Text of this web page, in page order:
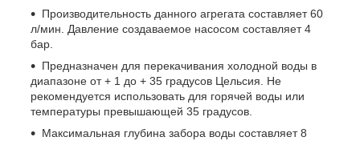
Производительность данного агрегата составляет 60
л/мин. Давление создаваемое насосом составляет 4
бар.
Предназначен для перекачивания холодной воды в
диапазоне от + 1 до + 35 градусов Цельсия. Не
рекомендуется использовать для горячей воды или
температуры превышающей 35 градусов.
Максимальная глубина забора воды составляет 8